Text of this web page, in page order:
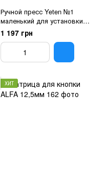
Ручной пресс Yeten №1
маленький для установки
фурнитуры Красный
1 197 грн
ХИТ